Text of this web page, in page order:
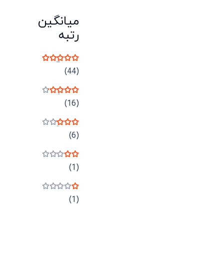
میانگین
رتبه
نمره
(44)
نمره(16)
نمره(6)
نمره(1)
نمره(1)